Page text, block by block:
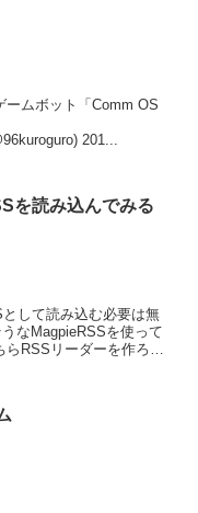
ムボット「Comm OS
201...
を読み込んでみる
して読み込む必要は無
なMagpieRSSを使って
RSSリーダーを作ろう -